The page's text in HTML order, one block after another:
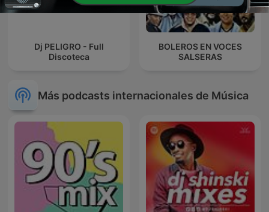
Dj PELIGRO - Full
Discoteca
BOLEROS EN VOCES
SALSERAS
Más podcasts internacionales de Música